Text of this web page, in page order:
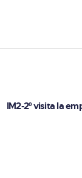
IM2-2º visita la